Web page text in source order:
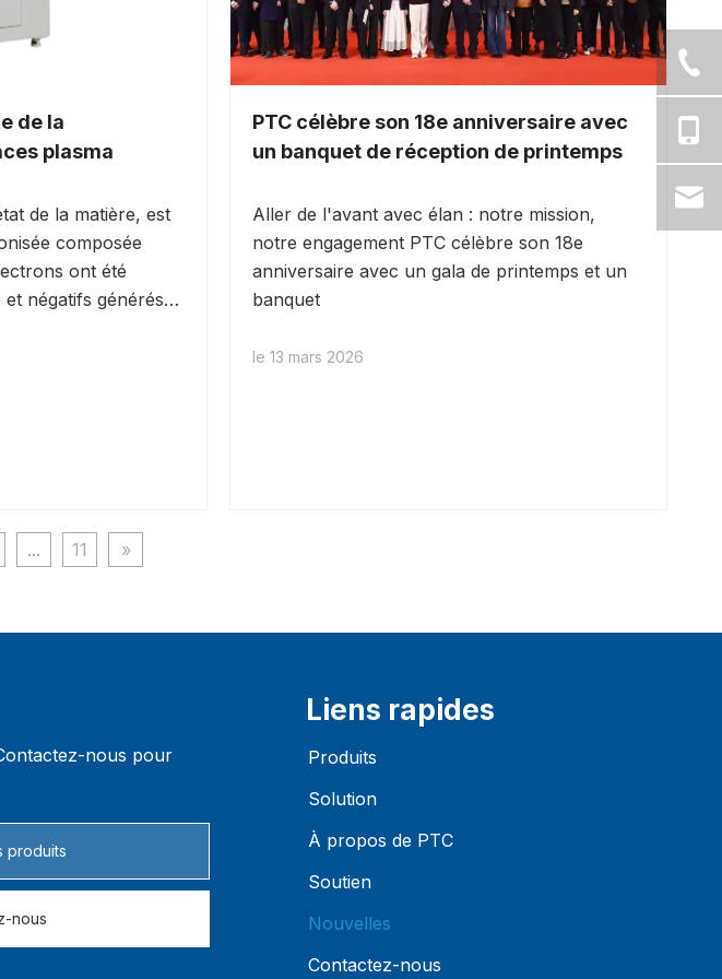
de la
plasma
de la matière, est
composée
ont été
négatifs générés
de groupes
PTC célèbre son 18e anniversaire avec
un banquet de réception de printemps
Aller de l'avant avec élan : notre mission,
notre engagement PTC célèbre son 18e
anniversaire avec un gala de printemps et un
banquet
le 13 mars 2026
... 11 »
nous pour
produits
nous
Liens rapides
Produits
Solution
À propos de PTC
Soutien
Nouvelles
Contactez-nous